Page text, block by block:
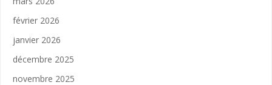
février 2026
janvier 2026
décembre 2025
novembre 2025